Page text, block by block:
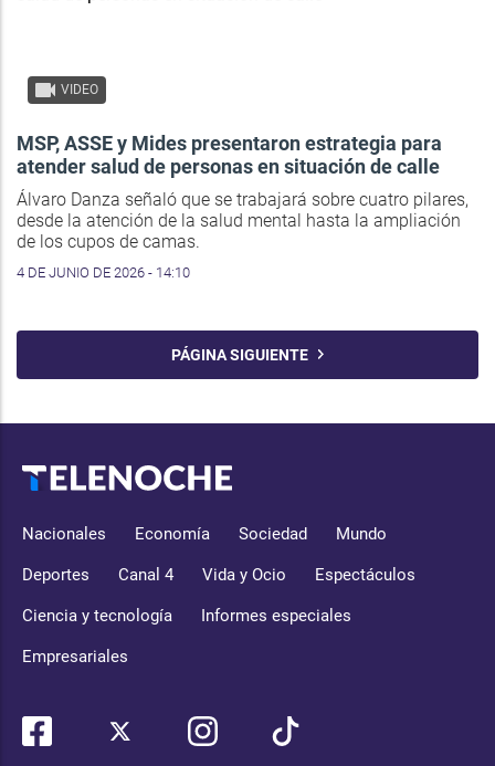
VIDEO
MSP, ASSE y Mides presentaron estrategia para
atender salud de personas en situación de calle
Álvaro Danza señaló que se trabajará sobre cuatro pilares,
desde la atención de la salud mental hasta la ampliación
de los cupos de camas.
4 DE JUNIO DE 2026 - 14:10
PÁGINA SIGUIENTE
Nacionales Economía Sociedad Mundo
Deportes Canal 4 Vida y Ocio Espectáculos
Ciencia y tecnología Informes especiales
Empresariales